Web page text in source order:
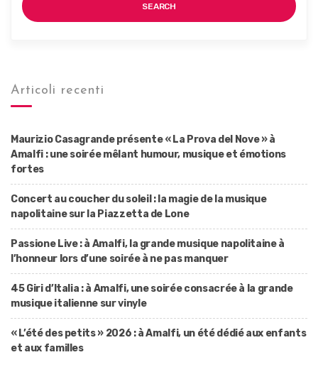
SEARCH
Articoli recenti
Maurizio Casagrande présente « La Prova del Nove » à
Amalfi : une soirée mêlant humour, musique et émotions
fortes
Concert au coucher du soleil : la magie de la musique
napolitaine sur la Piazzetta de Lone
Passione Live : à Amalfi, la grande musique napolitaine à
l’honneur lors d’une soirée à ne pas manquer
45 Giri d’Italia : à Amalfi, une soirée consacrée à la grande
musique italienne sur vinyle
« L’été des petits » 2026 : à Amalfi, un été dédié aux enfants
et aux familles